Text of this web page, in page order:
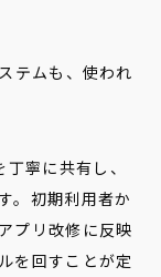
テムも、使われ
寧に共有し、
。初期利用者か
プリ改修に反映
を回すことが定